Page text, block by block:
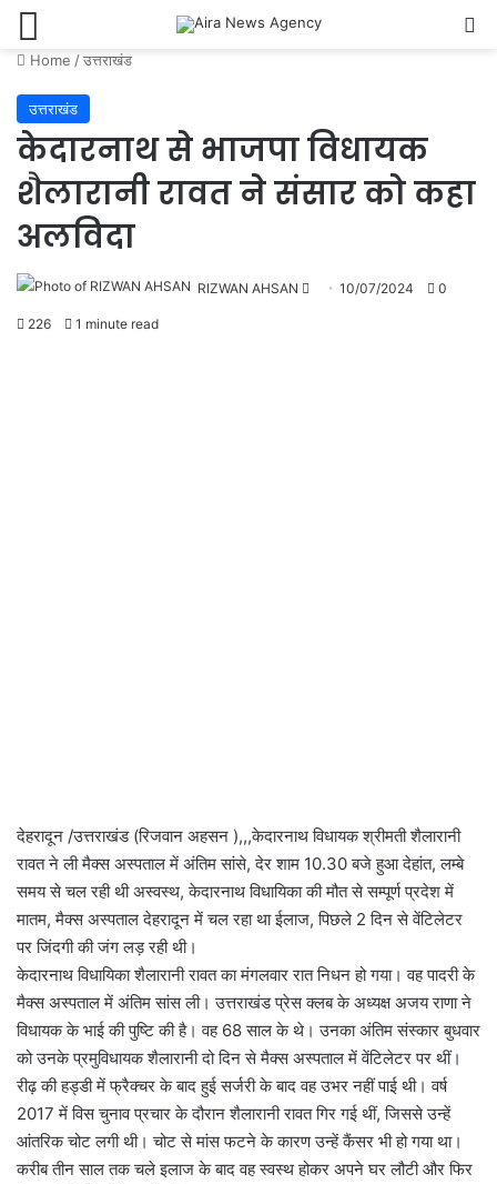
Home /उत्तराखंड
उत्तराखंड
केदारनाथ से भाजपा विधायक
शैलारानी रावत ने संसार को कहा
अलविदा
RIZWAN AHSAN
Send10/07/2024 0
226 1 minute read
देहरादून /उत्तराखंड (रिजवान अहसन ),,,केदारनाथ विधायक श्रीमती शैलारानी
रावत ने ली मैक्स अस्पताल में अंतिम सांसे, देर शाम 10.30 बजे हुआ देहांत, लम्बे
समय से चल रही थी अस्वस्थ, केदारनाथ विधायिका की मौत से सम्पूर्ण प्रदेश में
मातम, मैक्स अस्पताल देहरादून में चल रहा था ईलाज, पिछले 2 दिन से वेंटिलेटर
पर जिंदगी की जंग लड़ रही थी।
केदारनाथ विधायिका शैलारानी रावत का मंगलवार रात निधन हो गया। वह पादरी के
मैक्स अस्पताल में अंतिम सांस ली। उत्तराखंड प्रेस क्लब के अध्यक्ष अजय राणा ने
विधायक के भाई की पुष्टि की है। वह 68 साल के थे। उनका अंतिम संस्कार बुधवार
को उनके प्रमुविधायक शैलारानी दो दिन से मैक्स अस्पताल में वेंटिलेटर पर थीं।
रीढ़ की हड्डी में फ्रैक्चर के बाद हुई सर्जरी के बाद वह उभर नहीं पाई थी। वर्ष
2017 में विस चुनाव प्रचार के दौरान शैलारानी रावत गिर गई थीं, जिससे उन्हें
आंतरिक चोट लगी थी। चोट से मांस फटने के कारण उन्हें कैंसर भी हो गया था।
करीब तीन साल तक चले इलाज के बाद वह स्वस्थ होकर अपने घर लौटी और फिर